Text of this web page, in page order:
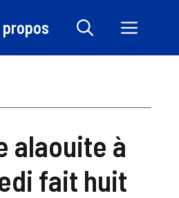
propos
alaouite à
fait huit